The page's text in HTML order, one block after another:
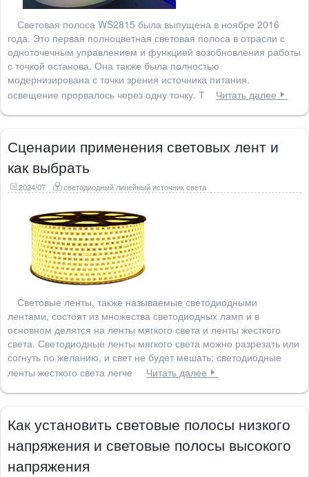
Световая полоса WS2815 была выпущена в ноябре 2016
года. Это первая полноцветная световая полоса в отрасли с
одноточечным управлением и функцией возобновления работы
с точкой останова. Она также была полностью
модернизирована с точки зрения источника питания.
освещение прорвалось через одну точку. Т
Читать далее
Сценарии применения световых лент и
как выбрать
2024/07 светодиодный линейный источник света
Световые ленты, также называемые светодиодными
лентами, состоят из множества светодиодных ламп и в
основном делятся на ленты мягкого света и ленты жесткого
света. Светодиодные ленты мягкого света можно разрезать или
согнуть по желанию, и свет не будет мешать; светодиодные
ленты жесткого света легче
Читать далее
Как установить световые полосы низкого
напряжения и световые полосы высокого
напряжения